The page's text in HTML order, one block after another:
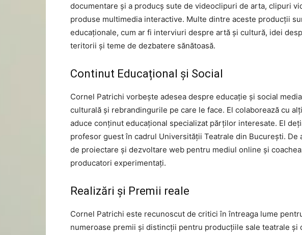
documentare și a producș sute de videoclipuri de arta, clipuri
produse multimedia interactive. Multe dintre aceste producții
educaționale, cum ar fi interviuri despre artă și cultură, idei
teritorii și teme de dezbatere sănătoasă.
Continut Educațional și Social
Cornel Patrichi vorbește adesea despre educație și social
culturală și rebrandingurile pe care le face. El colaborează cu
aduce conținut educațional specializat părților interesate. El
profesor guest în cadrul Universității Teatrale din București. De
de proiectare și dezvoltare web pentru mediul online și
producatori experimentați.
Realizări și Premii reale
Cornel Patrichi este recunoscut de critici în întreaga lume
numeroase premii și distincții pentru producțiile sale teatrale și